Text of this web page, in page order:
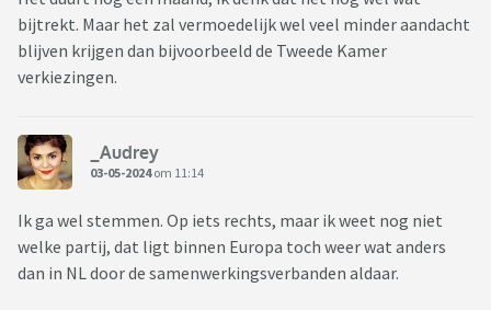
bijtrekt. Maar het zal vermoedelijk wel veel minder aandacht
blijven krijgen dan bijvoorbeeld de Tweede Kamer
verkiezingen.
_Audrey
03-05-2024om 11:14
Ik ga wel stemmen. Op iets rechts, maar ik weet nog niet
welke partij, dat ligt binnen Europa toch weer wat anders
dan in NL door de samenwerkingsverbanden aldaar.